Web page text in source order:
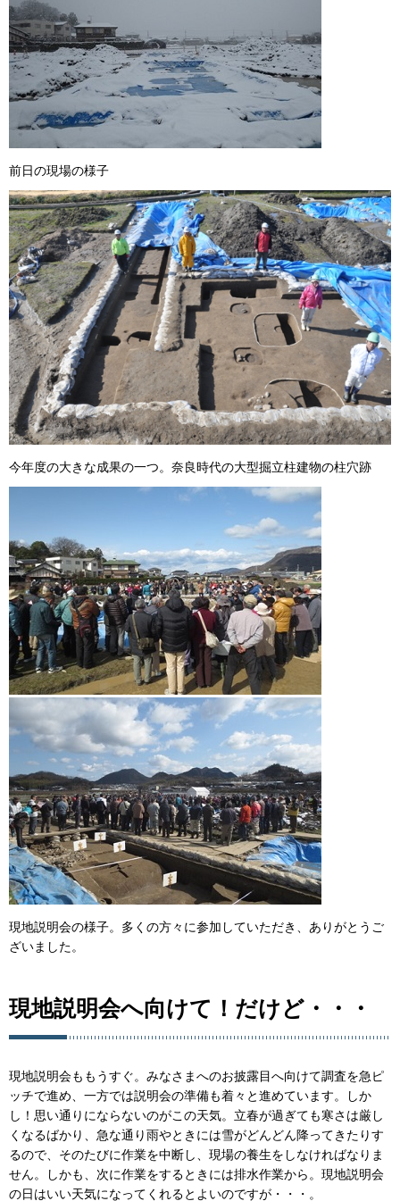
前日の現場の様子
今年度の大きな成果の一つ。奈良時代の大型掘立柱建物の柱穴跡
現地説明会の様子。多くの方々に参加していただき、ありがとうご
ざいました。
現地説明会へ向けて！だけど・・・
現地説明会ももうすぐ。みなさまへのお披露目へ向けて調査を急ピ
ッチで進め、一方では説明会の準備も着々と進めています。しか
し！思い通りにならないのがこの天気。立春が過ぎても寒さは厳し
くなるばかり、急な通り雨やときには雪がどんどん降ってきたりす
るので、そのたびに作業を中断し、現場の養生をしなければなりま
せん。しかも、次に作業をするときには排水作業から。現地説明会
の日はいい天気になってくれるとよいのですが・・・。